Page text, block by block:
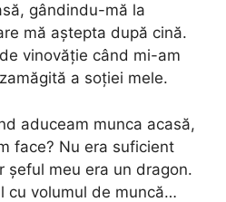
gândindu-mă la
mă aștepta după cină.
vinovăție când mi-am
a soției mele.
aduceam munca acasă,
face? Nu era suficient
șeful meu era un dragon.
cu volumul de muncă…